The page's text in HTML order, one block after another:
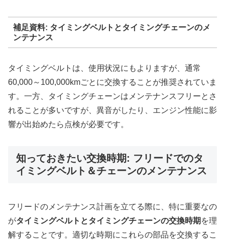
補足資料: タイミングベルトとタイミングチェーンのメ
ンテナンス
タイミングベルトは、使用状況にもよりますが、通常
60,000～100,000kmごとに交換することが推奨されていま
す。一方、タイミングチェーンはメンテナンスフリーとさ
れることが多いですが、異音がしたり、エンジン性能に影
響が出始めたら点検が必要です。
知っておきたい交換時期: フリードでのタ
イミングベルト＆チェーンのメンテナンス
フリードのメンテナンス計画を立てる際に、特に重要なの
がタイミングベルトとタイミングチェーンの交換時期 を理
解することです。適切な時期にこれらの部品を交換するこ